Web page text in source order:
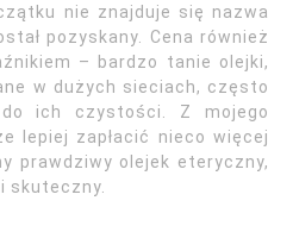
nie znajduje się nazwa
pozyskany. Cena również
– bardzo tanie olejki,
w dużych sieciach, często
ich czystości. Z mojego
lepiej zapłacić nieco więcej
prawdziwy olejek eteryczny,
skuteczny.